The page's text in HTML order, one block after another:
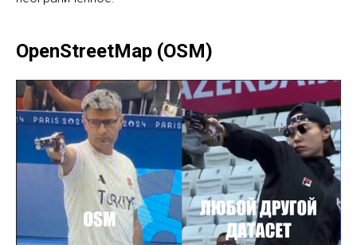
OpenStreetMap (OSM)